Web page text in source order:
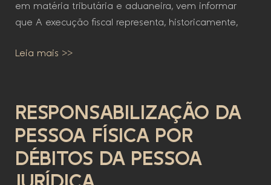
em matéria tributária e aduaneira, vem informar
que A execução fiscal representa, historicamente,
Leia mais >>
RESPONSABILIZAÇÃO DA
PESSOA FÍSICA POR
DÉBITOS DA PESSOA